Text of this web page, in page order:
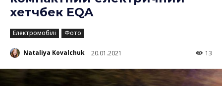
хетчбек EQA
Електромобілі Фото
Nataliya Kovalchuk 20.01.2021 13